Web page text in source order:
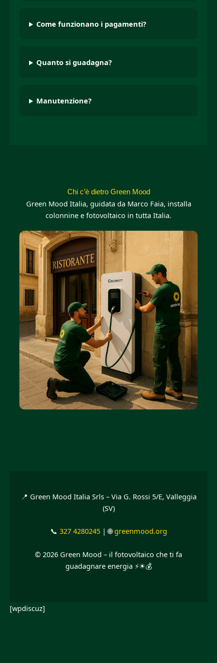
Come funzionano i pagamenti?
Quanto si guadagna?
Manutenzione?
Chi c’è dietro Green Mood
Green Mood Italia, guidata da Marco Faia, installa
colonnine e fotovoltaico in tutta Italia.
📍 Green Mood Italia Srls – Via G. Rossi 5/E, Valleggia
(SV)
📞 327 4280245| 🌐greenmood.org
© 2026 Green Mood – il fotovoltaico che ti fa
guadagnare energia ⚡☀💰
[wpdiscuz]